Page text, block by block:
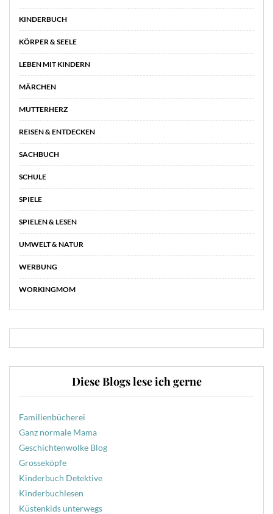
KINDERBUCH
KÖRPER & SEELE
LEBEN MIT KINDERN
MÄRCHEN
MUTTERHERZ
REISEN & ENTDECKEN
SACHBUCH
SCHULE
SPIELE
SPIELEN & LESEN
UMWELT & NATUR
WERBUNG
WORKINGMOM
Diese Blogs lese ich gerne
Familienbücherei
Ganz normale Mama
Geschichtenwolke Blog
Grosseköpfe
Kinderbuch Detektive
Kinderbuchlesen
Küstenkids unterwegs